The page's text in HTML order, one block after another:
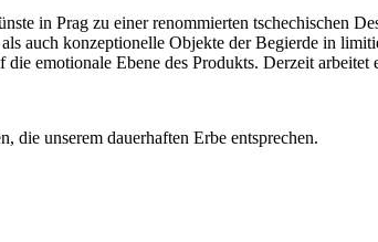
in Prag zu einer renommierten tschechischen
auch konzeptionelle Objekte der Begierde in
emotionale Ebene des Produkts. Derzeit
die unserem dauerhaften Erbe entsprechen.